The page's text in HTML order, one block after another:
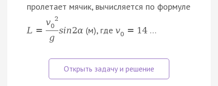
пролетает мячик, вычисляется по формуле
L =
v0
2
g
sin2α (м), гдеv0 = 14 …